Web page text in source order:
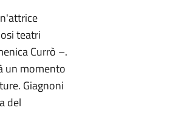
teatri
Currò –.
un momento
Giagnoni
del